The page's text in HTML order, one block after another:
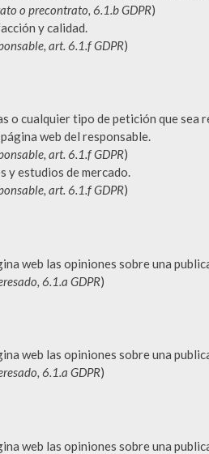
o precontrato, 6.1.b GDPR)
y calidad.
art. 6.1.f GDPR)
o cualquier tipo de petición que
web del responsable.
art. 6.1.f GDPR)
y estudios de mercado.
art. 6.1.f GDPR)
web las opiniones sobre una
6.1.a GDPR)
web las opiniones sobre una
6.1.a GDPR)
web las opiniones sobre una